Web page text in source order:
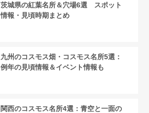
茨城県の紅葉名所＆穴場6選 スポット
情報・見頃時期まとめ
九州のコスモス畑・コスモス名所5選：
例年の見頃情報＆イベント情報も
関西のコスモス名所4選：青空と一面の